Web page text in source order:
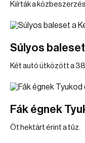
Kiírták a
Súlyos
Két autó ütközött a
Fák égnek
Öt hektárt érint a tűz.